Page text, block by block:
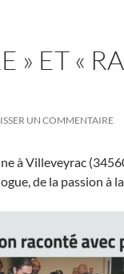
» ET «
UN COMMENTAIRE
à Villeveyrac
de la passion à